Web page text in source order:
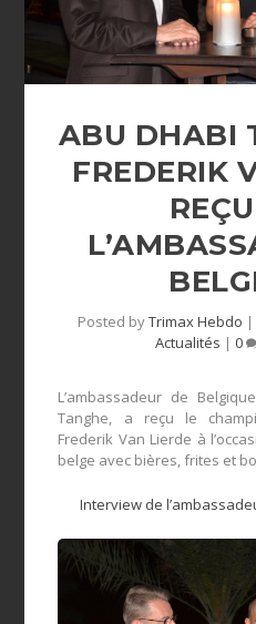
ABU DHABI
FREDERIK
Posted byTrimax Hebdo |
Actualités | 0
L’ambassadeur de
Tanghe, a reçu le
Frederik Van Lierde à
belge avec bières, frites et
Interview de